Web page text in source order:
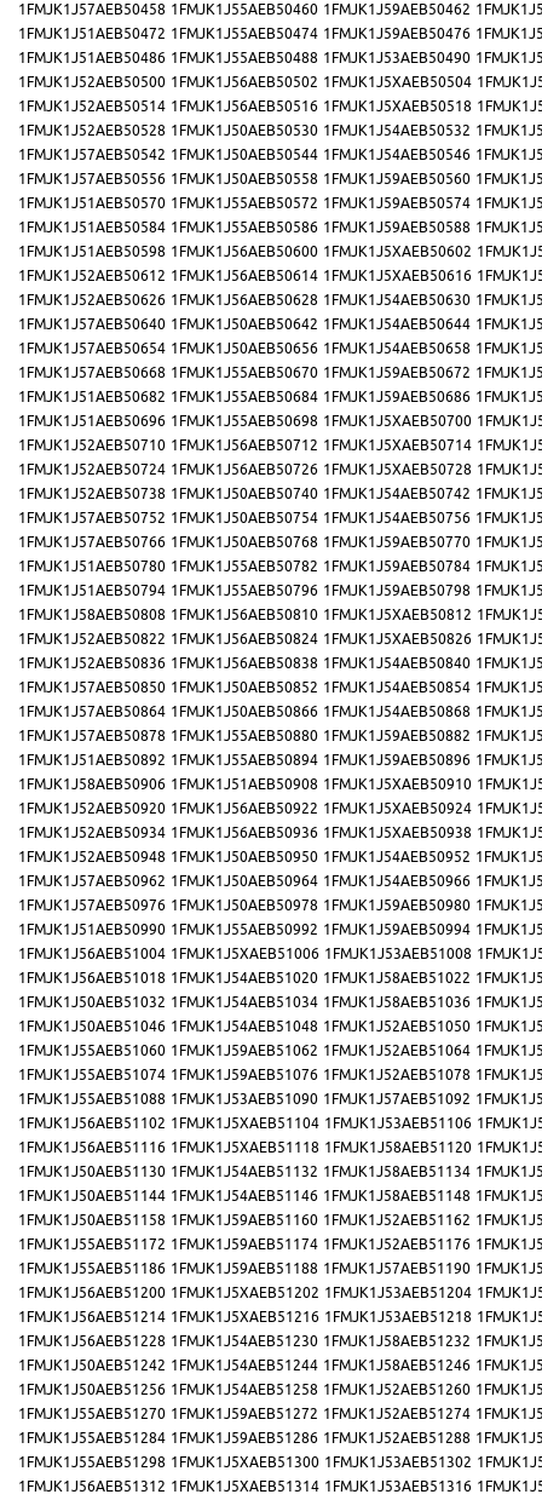
1FMJK1J57AEB50458 1FMJK1J55AEB50460 1FMJK1J59AEB50462
1FMJK1J51AEB50472 1FMJK1J55AEB50474 1FMJK1J59AEB50476
1FMJK1J51AEB50486 1FMJK1J55AEB50488 1FMJK1J53AEB50490
1FMJK1J52AEB50500 1FMJK1J56AEB50502 1FMJK1J5XAEB50504
1FMJK1J52AEB50514 1FMJK1J56AEB50516 1FMJK1J5XAEB50518
1FMJK1J52AEB50528 1FMJK1J50AEB50530 1FMJK1J54AEB50532
1FMJK1J57AEB50542 1FMJK1J50AEB50544 1FMJK1J54AEB50546
1FMJK1J57AEB50556 1FMJK1J50AEB50558 1FMJK1J59AEB50560
1FMJK1J51AEB50570 1FMJK1J55AEB50572 1FMJK1J59AEB50574
1FMJK1J51AEB50584 1FMJK1J55AEB50586 1FMJK1J59AEB50588
1FMJK1J51AEB50598 1FMJK1J56AEB50600 1FMJK1J5XAEB50602
1FMJK1J52AEB50612 1FMJK1J56AEB50614 1FMJK1J5XAEB50616
1FMJK1J52AEB50626 1FMJK1J56AEB50628 1FMJK1J54AEB50630
1FMJK1J57AEB50640 1FMJK1J50AEB50642 1FMJK1J54AEB50644
1FMJK1J57AEB50654 1FMJK1J50AEB50656 1FMJK1J54AEB50658
1FMJK1J57AEB50668 1FMJK1J55AEB50670 1FMJK1J59AEB50672
1FMJK1J51AEB50682 1FMJK1J55AEB50684 1FMJK1J59AEB50686
1FMJK1J51AEB50696 1FMJK1J55AEB50698 1FMJK1J5XAEB50700
1FMJK1J52AEB50710 1FMJK1J56AEB50712 1FMJK1J5XAEB50714
1FMJK1J52AEB50724 1FMJK1J56AEB50726 1FMJK1J5XAEB50728
1FMJK1J52AEB50738 1FMJK1J50AEB50740 1FMJK1J54AEB50742
1FMJK1J57AEB50752 1FMJK1J50AEB50754 1FMJK1J54AEB50756
1FMJK1J57AEB50766 1FMJK1J50AEB50768 1FMJK1J59AEB50770
1FMJK1J51AEB50780 1FMJK1J55AEB50782 1FMJK1J59AEB50784
1FMJK1J51AEB50794 1FMJK1J55AEB50796 1FMJK1J59AEB50798
1FMJK1J58AEB50808 1FMJK1J56AEB50810 1FMJK1J5XAEB50812
1FMJK1J52AEB50822 1FMJK1J56AEB50824 1FMJK1J5XAEB50826
1FMJK1J52AEB50836 1FMJK1J56AEB50838 1FMJK1J54AEB50840
1FMJK1J57AEB50850 1FMJK1J50AEB50852 1FMJK1J54AEB50854
1FMJK1J57AEB50864 1FMJK1J50AEB50866 1FMJK1J54AEB50868
1FMJK1J57AEB50878 1FMJK1J55AEB50880 1FMJK1J59AEB50882
1FMJK1J51AEB50892 1FMJK1J55AEB50894 1FMJK1J59AEB50896
1FMJK1J58AEB50906 1FMJK1J51AEB50908 1FMJK1J5XAEB50910
1FMJK1J52AEB50920 1FMJK1J56AEB50922 1FMJK1J5XAEB50924
1FMJK1J52AEB50934 1FMJK1J56AEB50936 1FMJK1J5XAEB50938
1FMJK1J52AEB50948 1FMJK1J50AEB50950 1FMJK1J54AEB50952
1FMJK1J57AEB50962 1FMJK1J50AEB50964 1FMJK1J54AEB50966
1FMJK1J57AEB50976 1FMJK1J50AEB50978 1FMJK1J59AEB50980
1FMJK1J51AEB50990 1FMJK1J55AEB50992 1FMJK1J59AEB50994
1FMJK1J56AEB51004 1FMJK1J5XAEB51006 1FMJK1J53AEB51008
1FMJK1J56AEB51018 1FMJK1J54AEB51020 1FMJK1J58AEB51022
1FMJK1J50AEB51032 1FMJK1J54AEB51034 1FMJK1J58AEB51036
1FMJK1J50AEB51046 1FMJK1J54AEB51048 1FMJK1J52AEB51050
1FMJK1J55AEB51060 1FMJK1J59AEB51062 1FMJK1J52AEB51064
1FMJK1J55AEB51074 1FMJK1J59AEB51076 1FMJK1J52AEB51078
1FMJK1J55AEB51088 1FMJK1J53AEB51090 1FMJK1J57AEB51092
1FMJK1J56AEB51102 1FMJK1J5XAEB51104 1FMJK1J53AEB51106
1FMJK1J56AEB51116 1FMJK1J5XAEB51118 1FMJK1J58AEB51120
1FMJK1J50AEB51130 1FMJK1J54AEB51132 1FMJK1J58AEB51134
1FMJK1J50AEB51144 1FMJK1J54AEB51146 1FMJK1J58AEB51148
1FMJK1J50AEB51158 1FMJK1J59AEB51160 1FMJK1J52AEB51162
1FMJK1J55AEB51172 1FMJK1J59AEB51174 1FMJK1J52AEB51176
1FMJK1J55AEB51186 1FMJK1J59AEB51188 1FMJK1J57AEB51190
1FMJK1J56AEB51200 1FMJK1J5XAEB51202 1FMJK1J53AEB51204
1FMJK1J56AEB51214 1FMJK1J5XAEB51216 1FMJK1J53AEB51218
1FMJK1J56AEB51228 1FMJK1J54AEB51230 1FMJK1J58AEB51232
1FMJK1J50AEB51242 1FMJK1J54AEB51244 1FMJK1J58AEB51246
1FMJK1J50AEB51256 1FMJK1J54AEB51258 1FMJK1J52AEB51260
1FMJK1J55AEB51270 1FMJK1J59AEB51272 1FMJK1J52AEB51274
1FMJK1J55AEB51284 1FMJK1J59AEB51286 1FMJK1J52AEB51288
1FMJK1J55AEB51298 1FMJK1J5XAEB51300 1FMJK1J53AEB51302
1FMJK1J56AEB51312 1FMJK1J5XAEB51314 1FMJK1J53AEB51316